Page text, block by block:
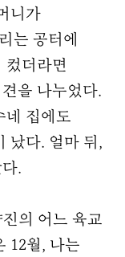
니가
는 공터에
컸더라면
을 나누었다.
네 집에도
났다. 얼마 뒤,
.
의 어느 육교
12월, 나는